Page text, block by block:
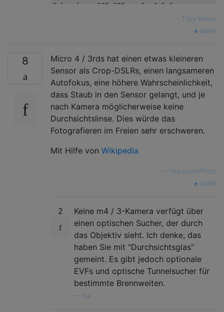
Schwenken. 100-300 mm 1: 4-5,6
Cosina Voigtländer Nokton 17,5 mm 1:
Cosina Voigtländer Nokton 25mm f /
Cosina Voigtländer Nokton 42,5 mm 1:
    MS-Optical Sonnetar 25 mm 1: 1,1
    ShenyangZhongyi 35 mm 1: 0,95
    Jackar 35 mm 1: 1,8
    Zeiss Compact Prime CP.2 135 mm / T2.1
Tokina 300 mm 1: 6,3-Spiegelobjektiv
bald fällig:
Schneider Kreuznach Xenon 30mm f / 1.4
Schneider Kreuznach Makro-Symmar 60mm
Olympus MCON-P01 Makrokonverter - für
Olympus WCON-P01 Weitwinkelkonverter
Olympus FCON-P01 Fischaugen-Konverter
Panasonic DMW-GWC1 Weitwinkel-
Panasonic DMW-GTC1-
Panasonic DMW-GMC1 Makro-
Panasonic DMW-GFC1 Fisheye Conversion
Tilt-Shift-Objektive und Adapter:
Toby Kelsey
quelle
8
Micro 4 / 3rds hat einen etwas kleineren
Sensor als Crop-DSLRs, einen langsameren
Autofokus, eine höhere Wahrscheinlichkeit,
dass Staub in den Sensor gelangt, und je
nach Kamera möglicherweise keine
Durchsichtslinse. Dies würde das
Fotografieren im Freien sehr erschweren.
Mit Hilfe von Wikipedia
PearsonArtPhoto
quelle
2
Keine m4 / 3-Kamera verfügt über
einen optischen Sucher, der durch
das Objektiv sieht. Ich denke, das
haben Sie mit "Durchsichtsglas"
gemeint. Es gibt jedoch optionale
EVFs und optische Tunnelsucher für
bestimmte Brennweiten.
Itai